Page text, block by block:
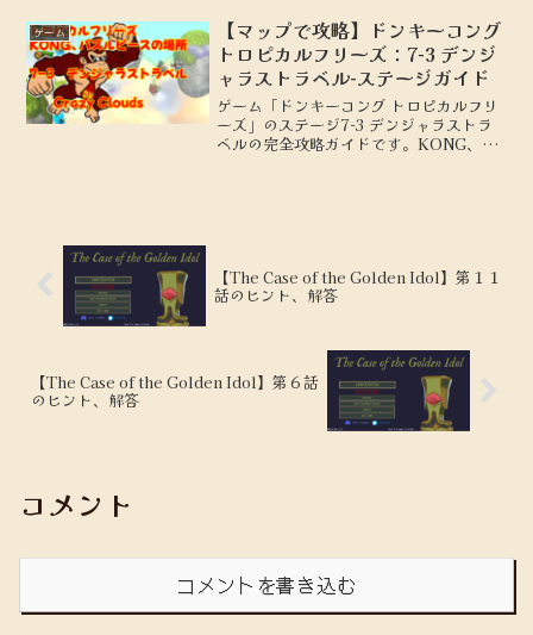
ゲーム
【マップで攻略】ドンキーコング
トロピカルフリーズ：7-3 デンジ
ャラストラベル-ステージガイド
ゲーム「ドンキーコング トロピカルフリ
ーズ」のステージ7-3 デンジャラストラ
ベルの完全攻略ガイドです。KONG、パ
【The Case of the Golden Idol】第１１
話のヒント、解答
【The Case of the Golden Idol】第６話
のヒント、解答
コメント
コメントを書き込む